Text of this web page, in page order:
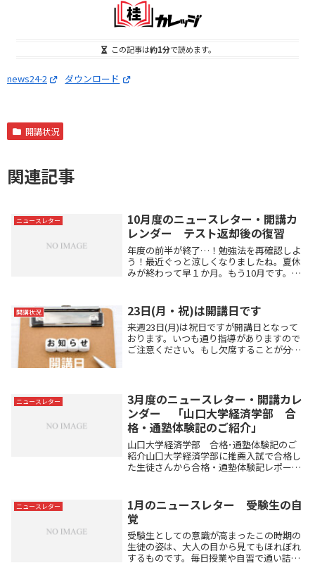
この記事は約1分で読めます。
news24-2 ダウンロード
開講状況
関連記事
ニュースレター
10月度のニュースレター・開講カ
レンダー テスト返却後の復習
年度の前半が終了…！勉強法を再確認しよ
う！最近ぐっと涼しくなりましたね。夏休
みが終わって早１か月。もう10月です。中
を確立していく時期です。少しだけ、ふだ
んの勉強...
開講状況 23日(月・祝)は開講日です
来週23日(月)は祝日ですが開講日となって
おります。いつも通り指導がありますので
ご注意ください。もし欠席することが分か
ニュースレター
3月度のニュースレター・開講カレ
ンダー 「山口大学経済学部 合
格・通塾体験記のご紹介」
山口大学経済学部 合格･通塾体験記のご
紹介山口大学経済学部に推薦入試で合格し
た生徒さんから合格・通塾体験記レポート
めでとうございます！以下にいただいたレ
ポートの内容...
ニュースレター
1月のニュースレター 受験生の自
覚
受験生としての意識が高まったこの時期の
生徒の姿は、大人の目から見てもほれぼれ
するものです。毎日授業や自習で通い詰め